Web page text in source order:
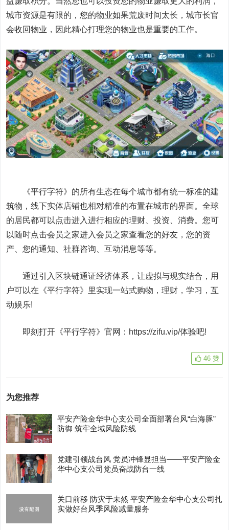
城市资源是有限的，您的物业如果荒废时间太长，城市长官
会收回物业，因此精心打理您的物业也是重要的工作。
《平行字符》的所有生态在每个城市都有统一标准的建
筑物，线下实体店铺也相对精准的布置在城市的界面。全球
的居民都可以点击进入进行相应的理财、投资、消费。您可
以随时点击会员之家进入会员之家查看您的好友，您的资
产、您的通知、社群咨询、互动消息等等。
通过引入区块链通证经济体系，让虚拟与现实结合，用
户可以在《平行字符》里实现一站式购物，理财，学习，互
动娱乐!
即刻打开《平行字符》官网：https://zifu.vip/体验吧!
46 赞
为您推荐
平安产险金华中心支公司全面部署台风“白海豚”
防御 筑牢全域风险防线
党建引领战台风 党员冲锋显担当——平安产险金
华中心支公司党员奋战防台一线
关口前移 防灾于未然 平安产险金华中心支公司扎
实做好台风季风险减量服务